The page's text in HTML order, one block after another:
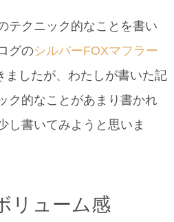
テクニック的なことを書い
グのシルバーFOXマフラー
ましたが、わたしが書いた記
ク的なことがあまり書かれ
し書いてみようと思いま
リューム感